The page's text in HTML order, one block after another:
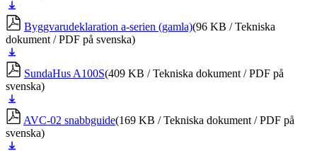
ner
Byggvarudeklaration a-serien (gamla)(96 KB / Tekniska
dokument / PDF på svenska)
ner
SundaHus A100S(409 KB / Tekniska dokument / PDF på
svenska)
ner
AVC-02 snabbguide(169 KB / Tekniska dokument / PDF på
svenska)